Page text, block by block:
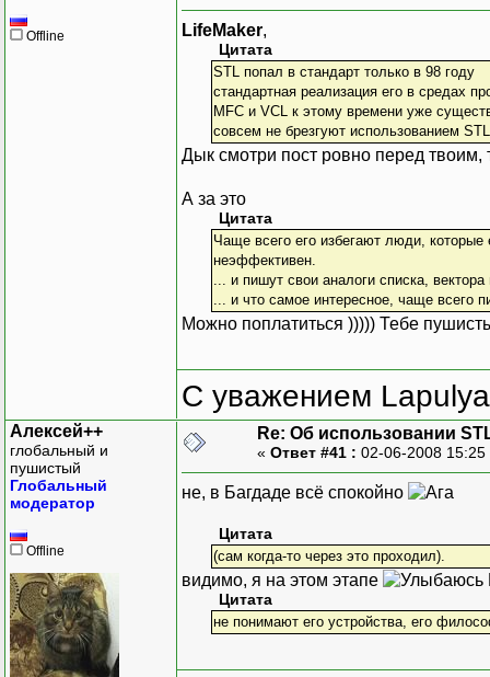
Offline LifeMaker,
Цитата
STL попал в стандарт только в 98 году
стандартная реализация его в средах
MFC и VCL к этому времени уже
совсем не брезгуют использованием
Дык смотри пост ровно перед твоим,
А за это
Цитата
Чаще всего его избегают люди,
неэффективен.
... и пишут свои аналоги списка, вектора
... и что самое интересное, чаще всего
Можно поплатиться ))))) Тебе
С уважением Lapulya
Алексей++
глобальный и
пушистый
Глобальный
модератор
Offline
Re: Об использовании
« Ответ #41 : 02-06-2008
не, в Багдаде всё спокойно
Цитата
(сам когда-то через это проходил).
видимо, я на этом этапе
Цитата
не понимают его устройства, его